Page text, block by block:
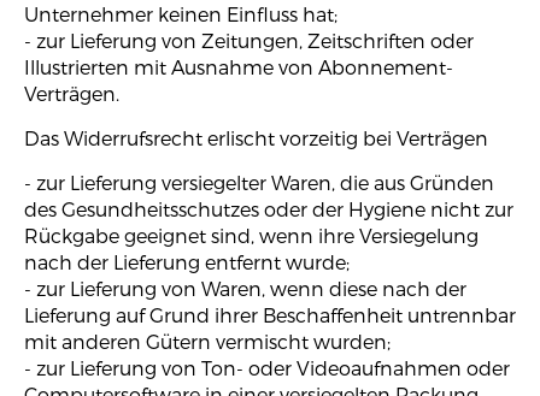
Unternehmer keinen Einfluss hat;
- zur Lieferung von Zeitungen, Zeitschriften oder
Illustrierten mit Ausnahme von Abonnement-
Verträgen.
Das Widerrufsrecht erlischt vorzeitig bei Verträgen
- zur Lieferung versiegelter Waren, die aus Gründen
des Gesundheitsschutzes oder der Hygiene nicht zur
Rückgabe geeignet sind, wenn ihre Versiegelung
nach der Lieferung entfernt wurde;
- zur Lieferung von Waren, wenn diese nach der
Lieferung auf Grund ihrer Beschaffenheit untrennbar
mit anderen Gütern vermischt wurden;
- zur Lieferung von Ton- oder Videoaufnahmen oder